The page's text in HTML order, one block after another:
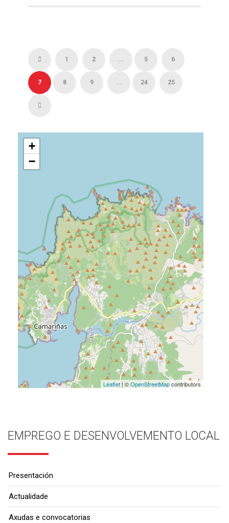
1 2 ... 5 6
7 8 9 ... 24 25
+
−
Leaflet| ©OpenStreetMapcontributors
EMPREGO E DESENVOLVEMENTO LOCAL
Presentación
Actualidade
Axudas e convocatorias